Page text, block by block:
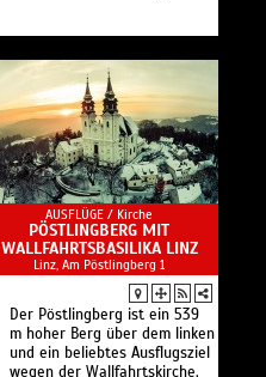
AUSFLÜGE / Kirche
PÖSTLINGBERG MIT
WALLFAHRTSBASILIKA LINZ
Linz, Am Pöstlingberg 1
Der Pöstlingberg ist ein 539
m hoher Berg über dem linken
und ein beliebtes Ausflugsziel
wegen der Wallfahrtskirche,